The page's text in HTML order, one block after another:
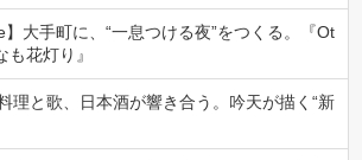
】大手町に、“一息つける夜”をつくる。『Ot
花灯り』
理と歌、日本酒が響き合う。吟天が描く“新